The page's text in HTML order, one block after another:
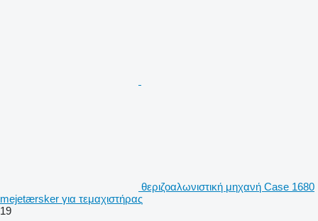
θεριζοαλωνιστική μηχανή Case 1680
mejetærsker για τεμαχιστήρας
19